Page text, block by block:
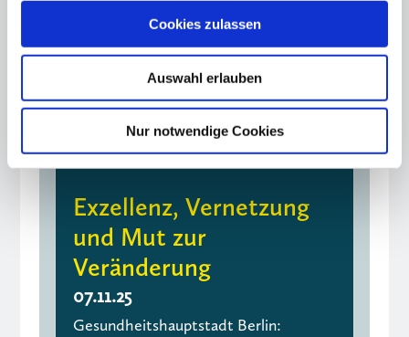
Cookies zulassen
Auswahl erlauben
Nur notwendige Cookies
Exzellenz, Vernetzung
und Mut zur
Veränderung
07.11.25
Gesundheitshauptstadt Berlin: